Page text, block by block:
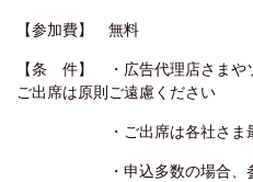
【参加費】 無料
【条 件】 ・広告代理店さまや
ご出席は原則ご遠慮ください
・ご出席は各社さま最大
・申込多数の場合、参加